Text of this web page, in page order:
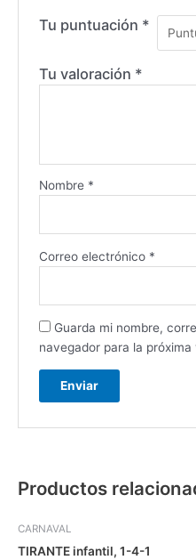
Tu puntuación *
Tu valoración *
Nombre *
Correo electrónico *
Guarda mi nombre,
navegador para la
Productos
CARNAVAL
TIRANTE infantil, 1-4-1